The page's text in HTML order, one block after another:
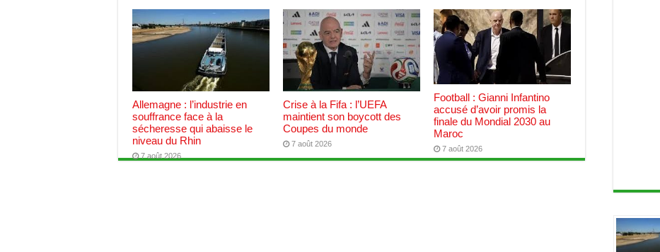
Allemagne : l’industrie en
souffrance face à la
sécheresse qui abaisse le
niveau du Rhin
7 août 2026
Crise à la Fifa : l’UEFA
maintient son boycott des
Coupes du monde
7 août 2026
Football : Gianni Infantino
accusé d’avoir promis la
finale du Mondial 2030 au
Maroc
7 août 2026